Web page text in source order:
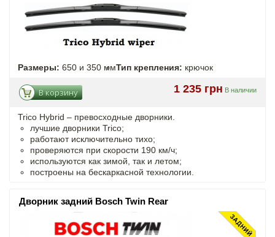
Размеры: 650 и 350 ммТип крепления: крючок
1 235 грн В наличии
В корзину
Trico Hybrid – превосходные дворники.
лучшие дворники Trico;
работают исключительно тихо;
проверяются при скорости 190 км/ч;
используются как зимой, так и летом;
построены на бескаркасной технологии.
Дворник задний Bosch Twin Rear